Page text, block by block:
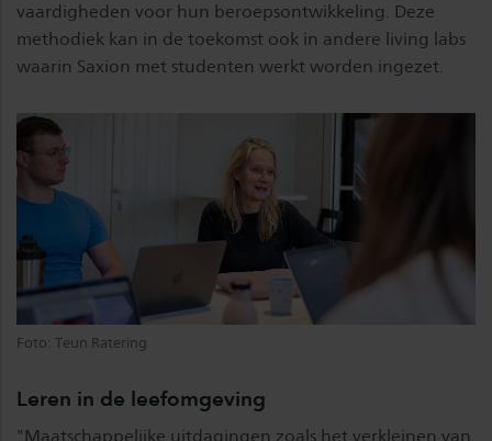
vaardigheden voor hun beroepsontwikkeling. Deze
methodiek kan in de toekomst ook in andere living labs
waarin Saxion met studenten werkt worden ingezet.
Foto: Teun Ratering
Leren in de leefomgeving
"Maatschappelijke uitdagingen zoals het verkleinen van